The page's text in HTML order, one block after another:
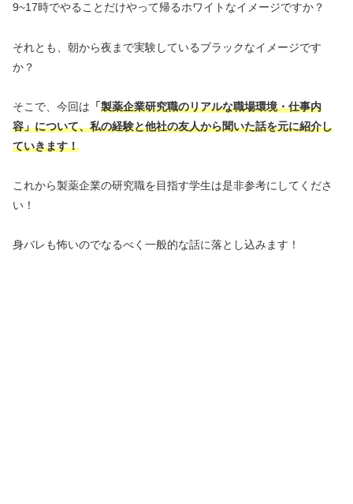
9~17時でやることだけやって帰るホワイトなイメージですか？
それとも、朝から夜まで実験しているブラックなイメージです
か？
そこで、今回は 「製薬企業研究職のリアルな職場環境・仕事内
容」について、私の経験と他社の友人から聞いた話を元に紹介し
ていきます！
これから製薬企業の研究職を目指す学生は是非参考にしてくださ
い！
身バレも怖いのでなるべく一般的な話に落とし込みます！